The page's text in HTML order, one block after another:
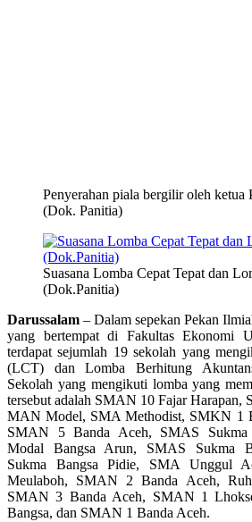
Penyerahan piala bergilir oleh ketua
(Dok. Panitia)
Suasana Lomba Cepat Tepat dan
(Dok.Panitia)
Darussalam – Dalam sepekan Pekan
yang bertempat di Fakultas Ekonomi
terdapat sejumlah 19 sekolah yang
(LCT) dan Lomba Berhitung
Sekolah yang mengikuti lomba yang
tersebut adalah SMAN 10 Fajar Harapan,
MAN Model, SMA Methodist, SMKN 1
SMAN 5 Banda Aceh, SMAS Sukma
Modal Bangsa Arun, SMAS Sukma
Sukma Bangsa Pidie, SMA Unggul
Meulaboh, SMAN 2 Banda Aceh,
SMAN 3 Banda Aceh, SMAN 1
Bangsa, dan SMAN 1 Banda Aceh.